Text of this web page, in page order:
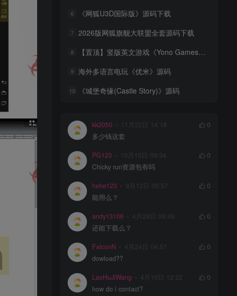
6 《网狐U3D国际版》源码下载
7 2026版网狐旗舰大联盟全套源码下载
8 【置顶】竖版英文游戏《Yono Games》源码
9 海外多语言电玩《优米》源码
10 《城堡奇缘(Castle Story)》源码
kk2050 11月22日 14:18
0
多少钱这套
PG123 10月15日 09:34
0
Chicky run资源包有吗
hehe123 9月12日 06:57
0
能用么？
andy13106 4月28日 09:49
0
还能下载么？
FalconN 4月24日 04:57
0
dowload??
LaoHuJiWang 4月10日 12:22
0
how do i contact?